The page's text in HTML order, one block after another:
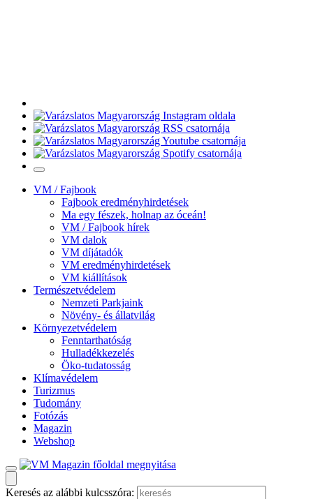
VM / Fajbook
Fajbook eredményhirdetések
Ma egy fészek, holnap az óceán!
VM / Fajbook hírek
VM dalok
VM díjátadók
VM eredményhirdetések
VM kiállítások
Természetvédelem
Nemzeti Parkjaink
Növény- és állatvilág
Környezetvédelem
Fenntarthatóság
Hulladékkezelés
Öko-tudatosság
Klímavédelem
Turizmus
Tudomány
Fotózás
Magazin
Webshop
Keresés az alábbi kulcsszóra: